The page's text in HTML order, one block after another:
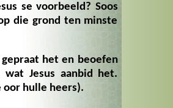
se voorbeeld? Soos
die grond ten minste
het en beoefen
Jesus aanbid het.
oor hulle heers).